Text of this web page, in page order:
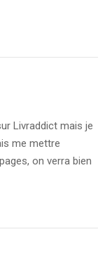
Livraddict mais je
me mettre
on verra bien